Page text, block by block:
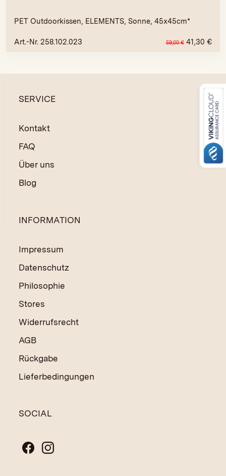
PET Outdoorkissen, ELEMENTS, Sonne, 45x45cm*
Art.-Nr. 258.102.023 59,00€ 41,30 €
SERVICE
Kontakt
FAQ
Über uns
Blog
INFORMATION
Impressum
Datenschutz
Philosophie
Stores
Widerrufsrecht
AGB
Rückgabe
Lieferbedingungen
SOCIAL